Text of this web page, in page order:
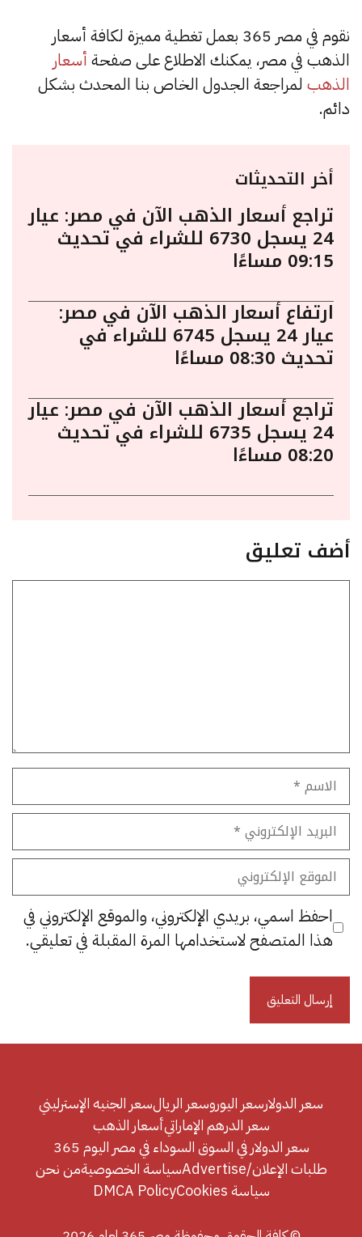
نقوم في مصر 365 بعمل تغطية مميزة لكافة أسعار
الذهب في مصر، يمكنك الاطلاع على صفحة أسعار
الذهب لمراجعة الجدول الخاص بنا المحدث بشكل
دائم.
أخر التحديثات
تراجع أسعار الذهب الآن في مصر: عيار
24 يسجل 6730 للشراء في تحديث
09:15 مساءًا
ارتفاع أسعار الذهب الآن في مصر:
عيار 24 يسجل 6745 للشراء في
تحديث 08:30 مساءًا
تراجع أسعار الذهب الآن في مصر: عيار
24 يسجل 6735 للشراء في تحديث
08:20 مساءًا
أضف تعليق
الاسم
البريد
الإلكتروني
الموقع
الإلكتروني
احفظ اسمي، بريدي الإلكتروني، والموقع الإلكتروني في
هذا المتصفح لاستخدامها المرة المقبلة في تعليقي.
سعر الدولارسعر اليوروسعر الريالسعر الجنيه الإسترليني
سعر الدرهم الإماراتيأسعار الذهب
سعر الدولار في السوق السوداء في مصر اليوم 365
طلبات الإعلان/Advertise
سياسة الخصوصيةمن نحن
سياسة Cookies
DMCA Policy